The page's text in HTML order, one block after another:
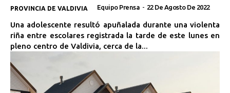
PROVINCIA DE VALDIVIA Equipo Prensa - 22 De Agosto De 2022
Una adolescente resultó apuñalada durante una violenta
riña entre escolares registrada la tarde de este lunes en
pleno centro de Valdivia, cerca de la...